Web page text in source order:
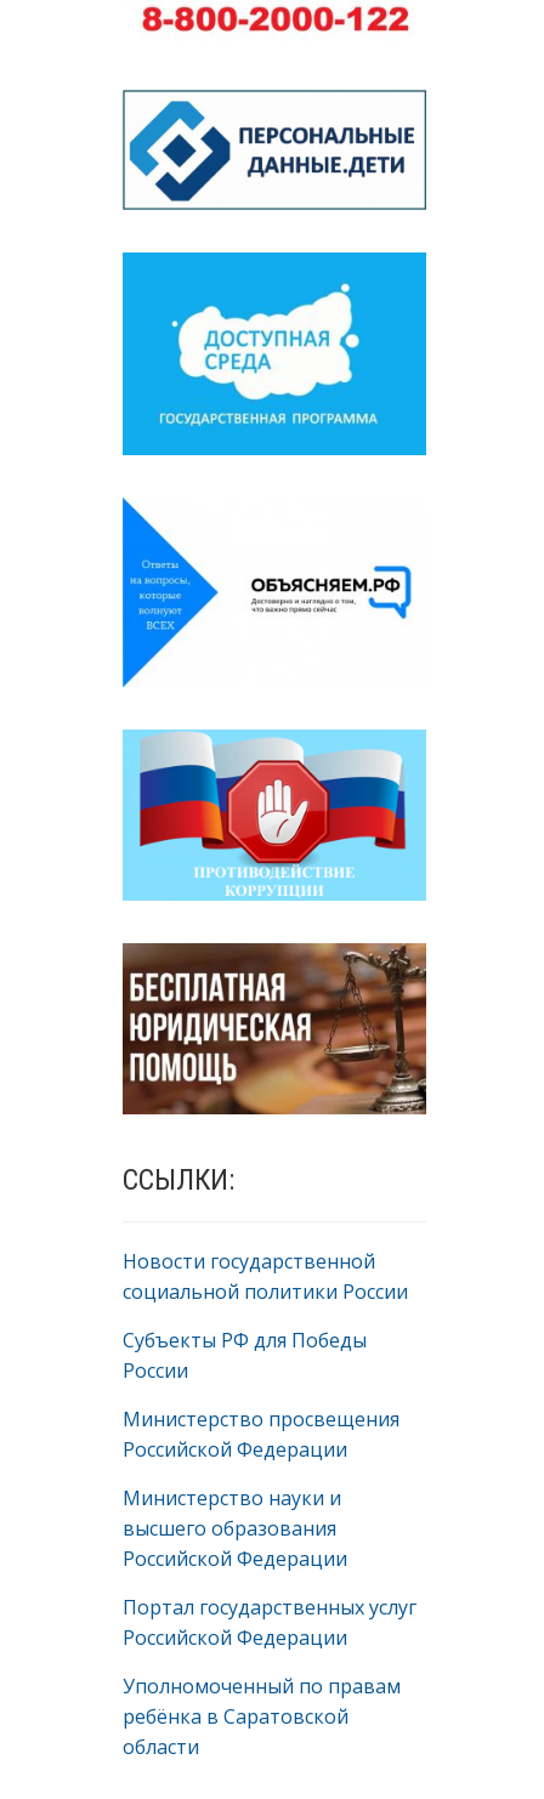
ССЫЛКИ:
Новости государственной
социальной политики России
Субъекты РФ для Победы
России
Министерство просвещения
Российской Федерации
Министерство науки и
высшего образования
Российской Федерации
Портал государственных услуг
Российской Федерации
Уполномоченный по правам
ребёнка в Саратовской
области